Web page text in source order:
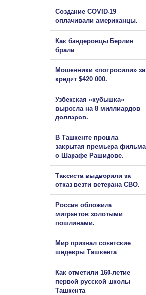
Создание COVID-19
оплачивали американцы.
Как бандеровцы Берлин
брали
Мошенники «попросили» за
кредит $420 000.
Узбекская «кубышка»
выросла на 8 миллиардов
долларов.
В Ташкенте прошла
закрытая премьера фильма
о Шарафе Рашидове.
Таксиста выдворили за
отказ везти ветерана СВО.
Россия обложила
мигрантов золотыми
пошлинами.
Мир признал советские
шедевры Ташкента
Как отметили 160-летие
первой русской школы
Ташкента